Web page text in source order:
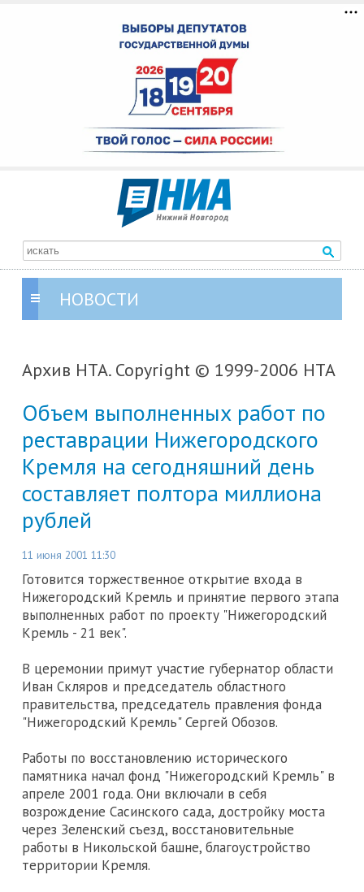
НОВОСТИ
Архив НТА. Copyright © 1999-2006 НТА
Объем выполненных работ по
реставрации Нижегородского
Кремля на сегодняшний день
составляет полтора миллиона
рублей
11 июня 2001 11:30
Готовится торжественное открытие входа в
Нижегородский Кремль и принятие первого этапа
выполненных работ по проекту "Нижегородский
Кремль - 21 век".
В церемонии примут участие губернатор области
Иван Скляров и председатель областного
правительства, председатель правления фонда
"Нижегородский Кремль" Сергей Обозов.
Работы по восстановлению исторического
памятника начал фонд "Нижегородский Кремль" в
апреле 2001 года. Они включали в себя
возрождение Сасинского сада, достройку моста
через Зеленский съезд, восстановительные
работы в Никольской башне, благоустройство
территории Кремля.